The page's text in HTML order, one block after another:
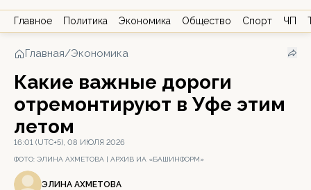
Главное Политика Экономика Общество Спорт ЧП
Главная/Экономика
Какие важные дороги
отремонтируют в Уфе этим
летом
16:01 (UTC+5), 08 ИЮЛЯ 2026
ФОТО: ЭЛИНА АХМЕТОВА | АРХИВ ИА «БАШИНФОРМ»
ЭЛИНА АХМЕТОВА